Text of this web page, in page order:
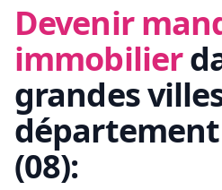
Devenir
immobilier
grandes
(08):